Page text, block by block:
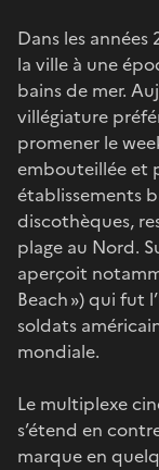
Dans les années
la ville à une
bains de mer.
villégiature
promener le
embouteillée et
établissements
discothèques,
plage au Nord.
aperçoit
Beach ») qui fut
soldats
mondiale.
Le multiplexe
s’étend en
marque en